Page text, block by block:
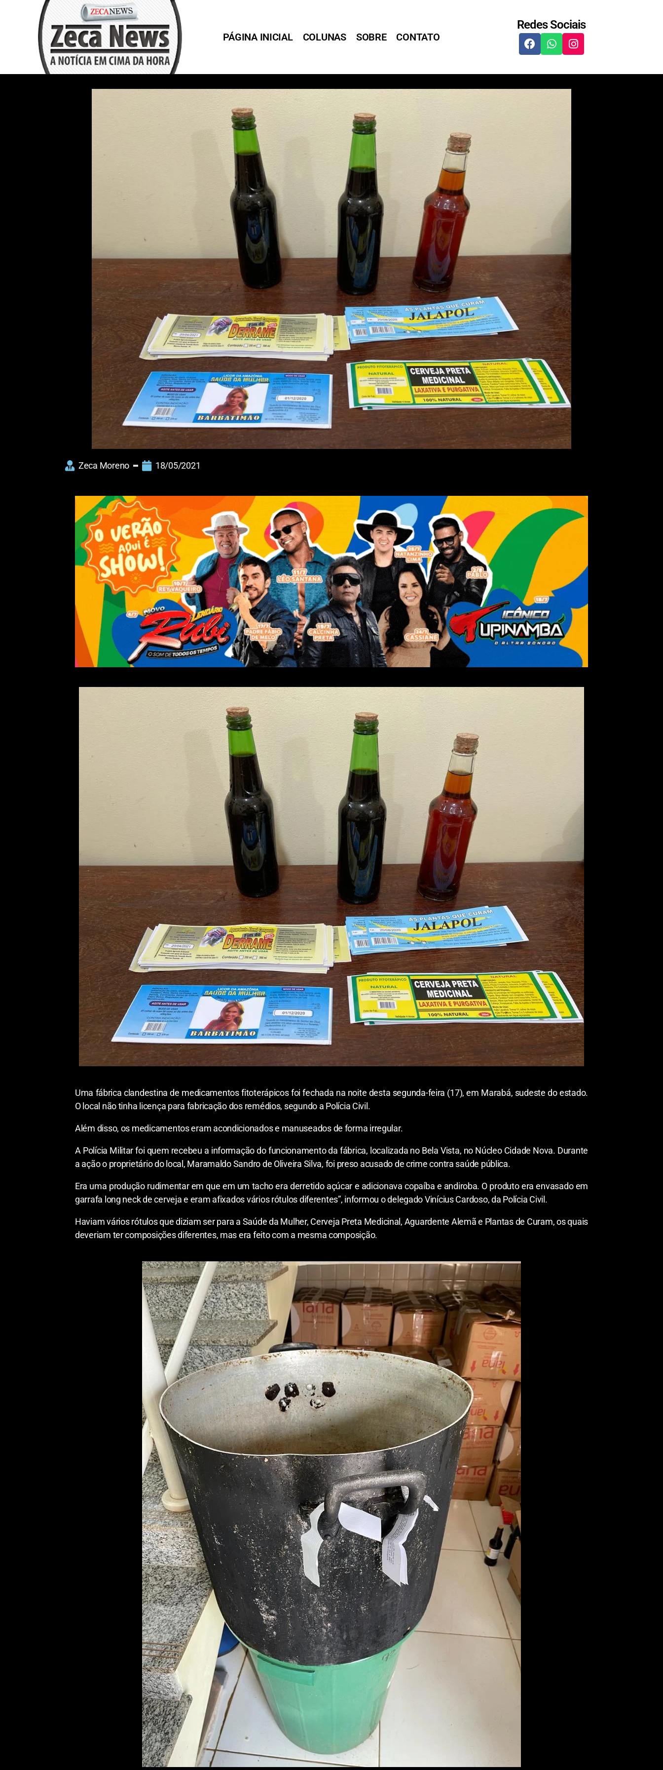
PÁGINA INICIAL COLUNAS SOBRE CONTATO
Redes Sociais
Zeca Moreno 18/05/2021
Uma fábrica clandestina de medicamentos fitoterápicos foi fechada na noite desta segunda-feira (17), em Marabá, sudeste do estado.
O local não tinha licença para fabricação dos remédios, segundo a Polícia Civil.
Além disso, os medicamentos eram acondicionados e manuseados de forma irregular.
A Polícia Militar foi quem recebeu a informação do funcionamento da fábrica, localizada no Bela Vista, no Núcleo Cidade Nova. Durante
a ação o proprietário do local, Maramaldo Sandro de Oliveira Silva, foi preso acusado de crime contra saúde pública.
Era uma produção rudimentar em que em um tacho era derretido açúcar e adicionava copaíba e andiroba. O produto era envasado em
garrafa long neck de cerveja e eram afixados vários rótulos diferentes”, informou o delegado Vinícius Cardoso, da Polícia Civil.
Haviam vários rótulos que diziam ser para a Saúde da Mulher, Cerveja Preta Medicinal, Aguardente Alemã e Plantas de Curam, os quais
deveriam ter composições diferentes, mas era feito com a mesma composição.